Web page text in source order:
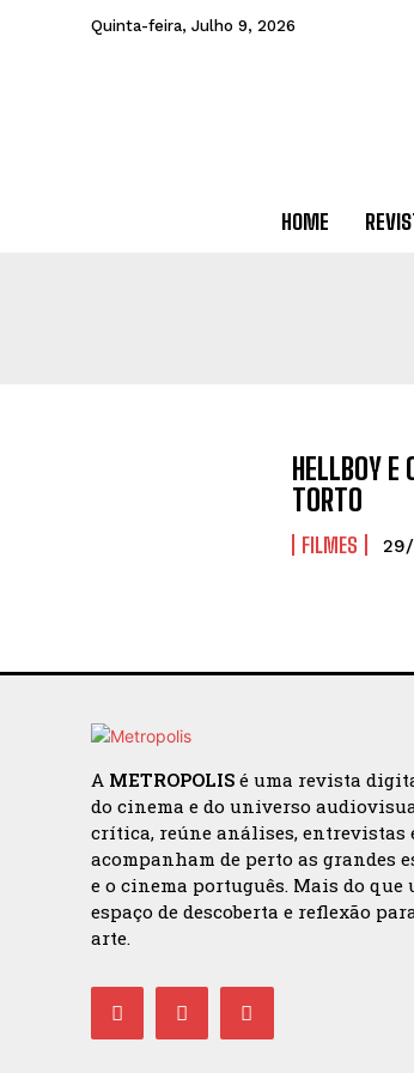
Quinta-feira, Julho 9, 2026
HOME
HELLBOY E
TORTO
FILMES
A METROPOLIS é uma revista
do cinema e do universo
crítica, reúne análises, entrevistas
acompanham de perto as
e o cinema português. Mais do que
espaço de descoberta e reflexão
arte.